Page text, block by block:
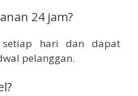
24 jam?
setiap hari dan dapat
pelanggan.